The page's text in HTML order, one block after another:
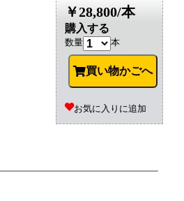
￥28,800/本
購入する
数量 本
買い物かごへ
お気に入りに追加